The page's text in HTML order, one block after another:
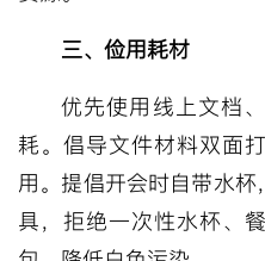
三、俭用耗材
优先使用线上文档
耗。倡导文件材料双面
用。提倡开会时自带水
具，拒绝一次性水杯、